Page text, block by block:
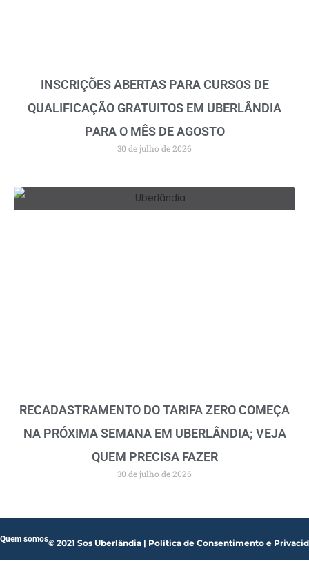
INSCRIÇÕES ABERTAS PARA CURSOS DE
QUALIFICAÇÃO GRATUITOS EM UBERLÂNDIA
PARA O MÊS DE AGOSTO
30 de julho de 2026
RECADASTRAMENTO DO TARIFA ZERO COMEÇA
NA PRÓXIMA SEMANA EM UBERLÂNDIA; VEJA
QUEM PRECISA FAZER
30 de julho de 2026
© 2021 Sos Uberlândia | Política de Consentimento e
Quem somos